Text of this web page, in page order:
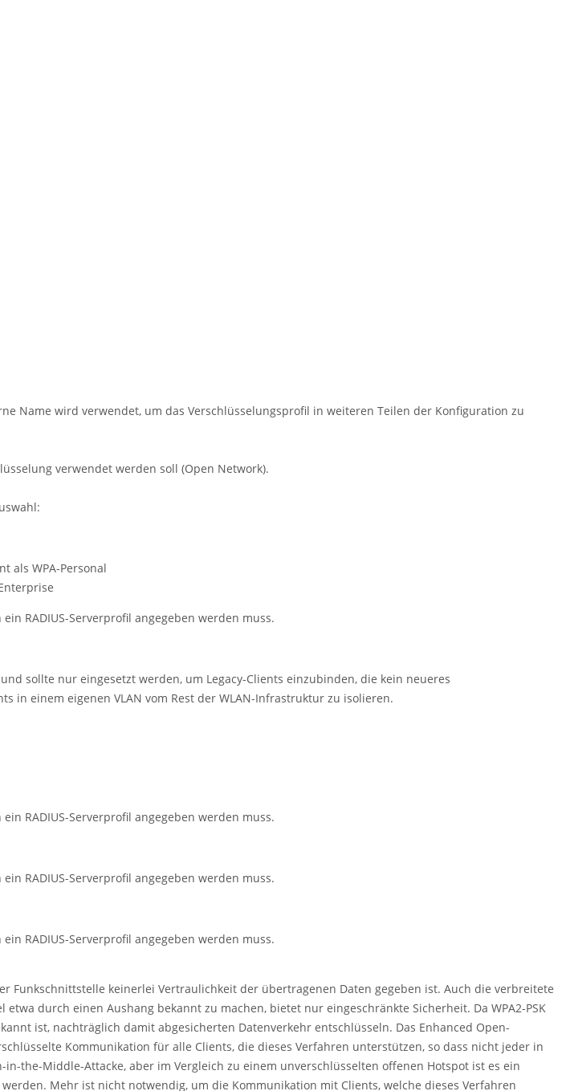
Name wird verwendet, um das Verschlüsselungsprofil in weiteren Teilen der Konfiguration zu
verwendet werden soll (Open Network).
als WPA-Personal
RADIUS-Serverprofil angegeben werden muss.
sollte nur eingesetzt werden, um Legacy-Clients einzubinden, die kein neueres
in einem eigenen VLAN vom Rest der WLAN-Infrastruktur zu isolieren.
RADIUS-Serverprofil angegeben werden muss.
RADIUS-Serverprofil angegeben werden muss.
RADIUS-Serverprofil angegeben werden muss.
keinerlei Vertraulichkeit der übertragenen Daten gegeben ist. Auch die verbreitete
durch einen Aushang bekannt zu machen, bietet nur eingeschränkte Sicherheit. Da WPA2-PSK
ist, nachträglich damit abgesicherten Datenverkehr entschlüsseln. Das Enhanced Open-
Kommunikation für alle Clients, die dieses Verfahren unterstützen, so dass nicht jeder in
the-Middle-Attacke, aber im Vergleich zu einem unverschlüsselten offenen Hotspot ist es ein
Mehr ist nicht notwendig, um die Kommunikation mit Clients, welche dieses Verfahren